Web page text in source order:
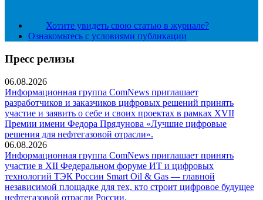
Хотите увидеть свою статью в журнале?
Ознакомьтесь с условиями публикации
Пресс релизы
06.08.2026
Информационная группа ComNews приглашает
разработчиков и заказчиков цифровых решений принять
участие и заявить о себе и своих проектах в рамках XVII
Премии имени Федора Прядунова «Лучшие цифровые
решения для нефтегазовой отрасли».
06.08.2026
Информационная группа ComNews приглашает принять
участие в XII Федеральном форуме ИТ и цифровых
технологий ТЭК России Smart Oil & Gas — главной
независимой площадке для тех, кто строит цифровое будущее
нефтегазовой отрасли России.